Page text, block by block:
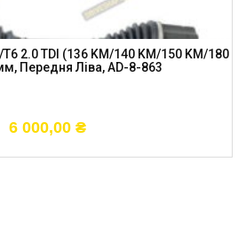
2.0 TDI (136 KM/140 KM/150 KM/180
Передня Ліва, AD-8-863
6 000,00 ₴